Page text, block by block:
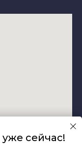
сейчас!